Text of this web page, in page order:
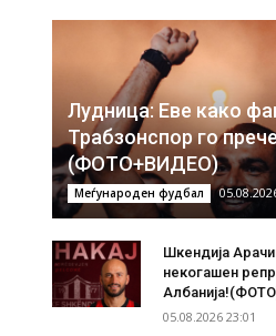
Лудница: Еве како
Трабзонспор го
(ФОТО+ВИДЕО)
Меѓународен фудбал
Шкендија
некогашен
05.08.2026 23:01